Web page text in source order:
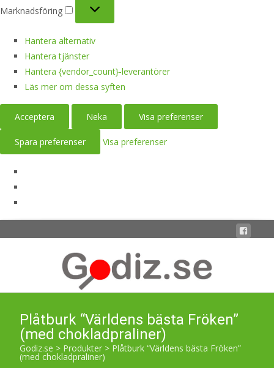
Marknadsföring
Hantera alternativ
Hantera tjänster
Hantera {vendor_count}-leverantörer
Läs mer om dessa syften
Acceptera Neka Visa preferenser
Spara preferenser Visa preferenser
Plåtburk “Världens bästa Fröken”
(med chokladpraliner)
Godiz.se > Produkter > Plåtburk “Världens bästa Fröken”
(med chokladpraliner)